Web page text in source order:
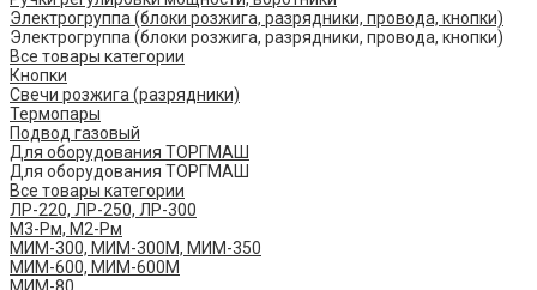
Электрогруппа (блоки розжига, разрядники, провода, кнопки)
Электрогруппа (блоки розжига, разрядники, провода, кнопки)
Все товары категории
Кнопки
Свечи розжига (разрядники)
Термопары
Подвод газовый
Для оборудования ТОРГМАШ
Для оборудования ТОРГМАШ
Все товары категории
ЛР-220, ЛР-250, ЛР-300
М3-Рм, М2-Рм
МИМ-300, МИМ-300М, МИМ-350
МИМ-600, МИМ-600М